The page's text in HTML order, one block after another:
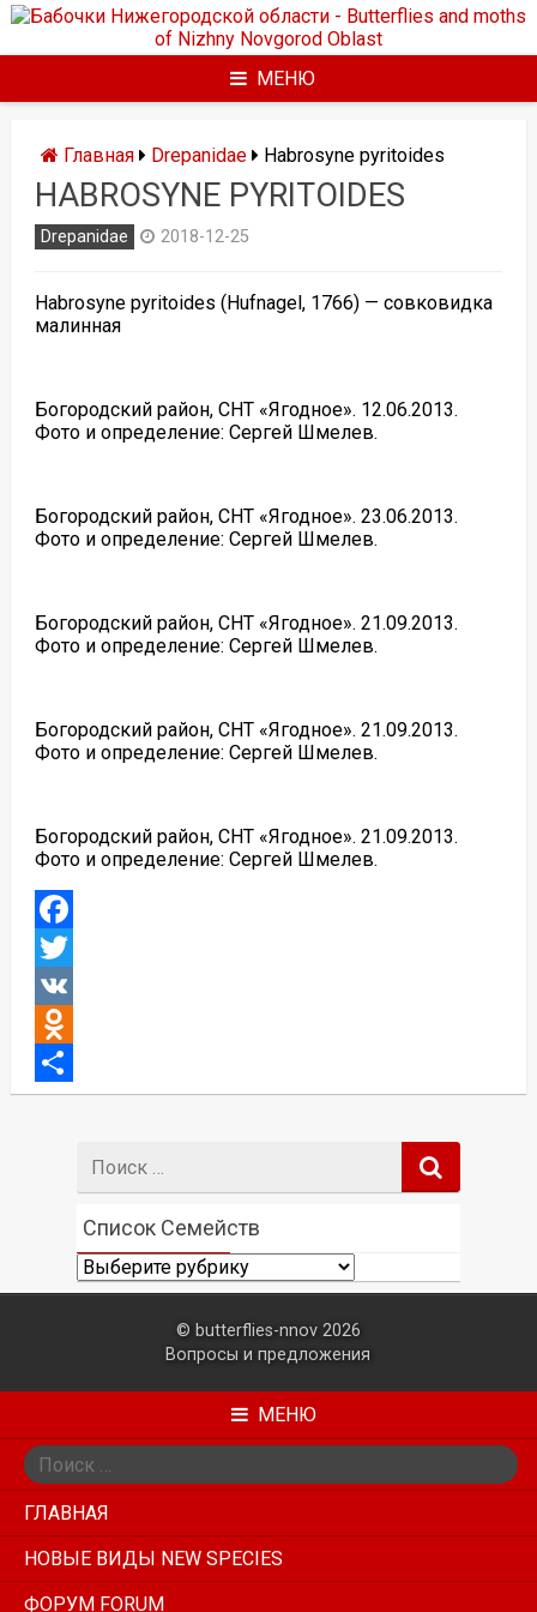
Перейти
содержимому
МЕНЮ
Главная Drepanidae Habrosyne pyritoides
HABROSYNE PYRITOIDES
Drepanidae 2018-12-25
Habrosyne pyritoides (Hufnagel, 1766) — совковидка
малинная
Богородский район, СНТ «Ягодное». 12.06.2013.
Фото и определение: Сергей Шмелев.
Богородский район, СНТ «Ягодное». 23.06.2013.
Фото и определение: Сергей Шмелев.
Богородский район, СНТ «Ягодное». 21.09.2013.
Фото и определение: Сергей Шмелев.
Богородский район, СНТ «Ягодное». 21.09.2013.
Фото и определение: Сергей Шмелев.
Богородский район, СНТ «Ягодное». 21.09.2013.
Фото и определение: Сергей Шмелев.
Facebook
Twitter
VK
Odnoklassniki
Отправить
Список Семейств
Список
Семейств
© butterflies-nnov 2026
Вопросы и предложения
МЕНЮ
Поиск:
ГЛАВНАЯ
НОВЫЕ ВИДЫ NEW SPECIES
ФОРУМ FORUM